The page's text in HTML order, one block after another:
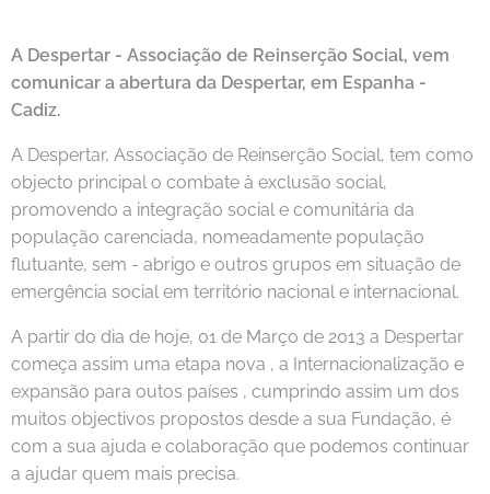
A Despertar - Associação de Reinserção Social, vem
comunicar a abertura da Despertar, em Espanha -
Cadiz.
A Despertar, Associação de Reinserção Social, tem como
objecto principal o combate à exclusão social,
promovendo a integração social e comunitária da
população carenciada, nomeadamente população
flutuante, sem - abrigo e outros grupos em situação de
emergência social em território nacional e internacional.
A partir do dia de hoje, 01 de Março de 2013 a Despertar
começa assim uma etapa nova , a Internacionalização e
expansão para outos países , cumprindo assim um dos
muitos objectivos propostos desde a sua Fundação, é
com a sua ajuda e colaboração que podemos continuar
a ajudar quem mais precisa.